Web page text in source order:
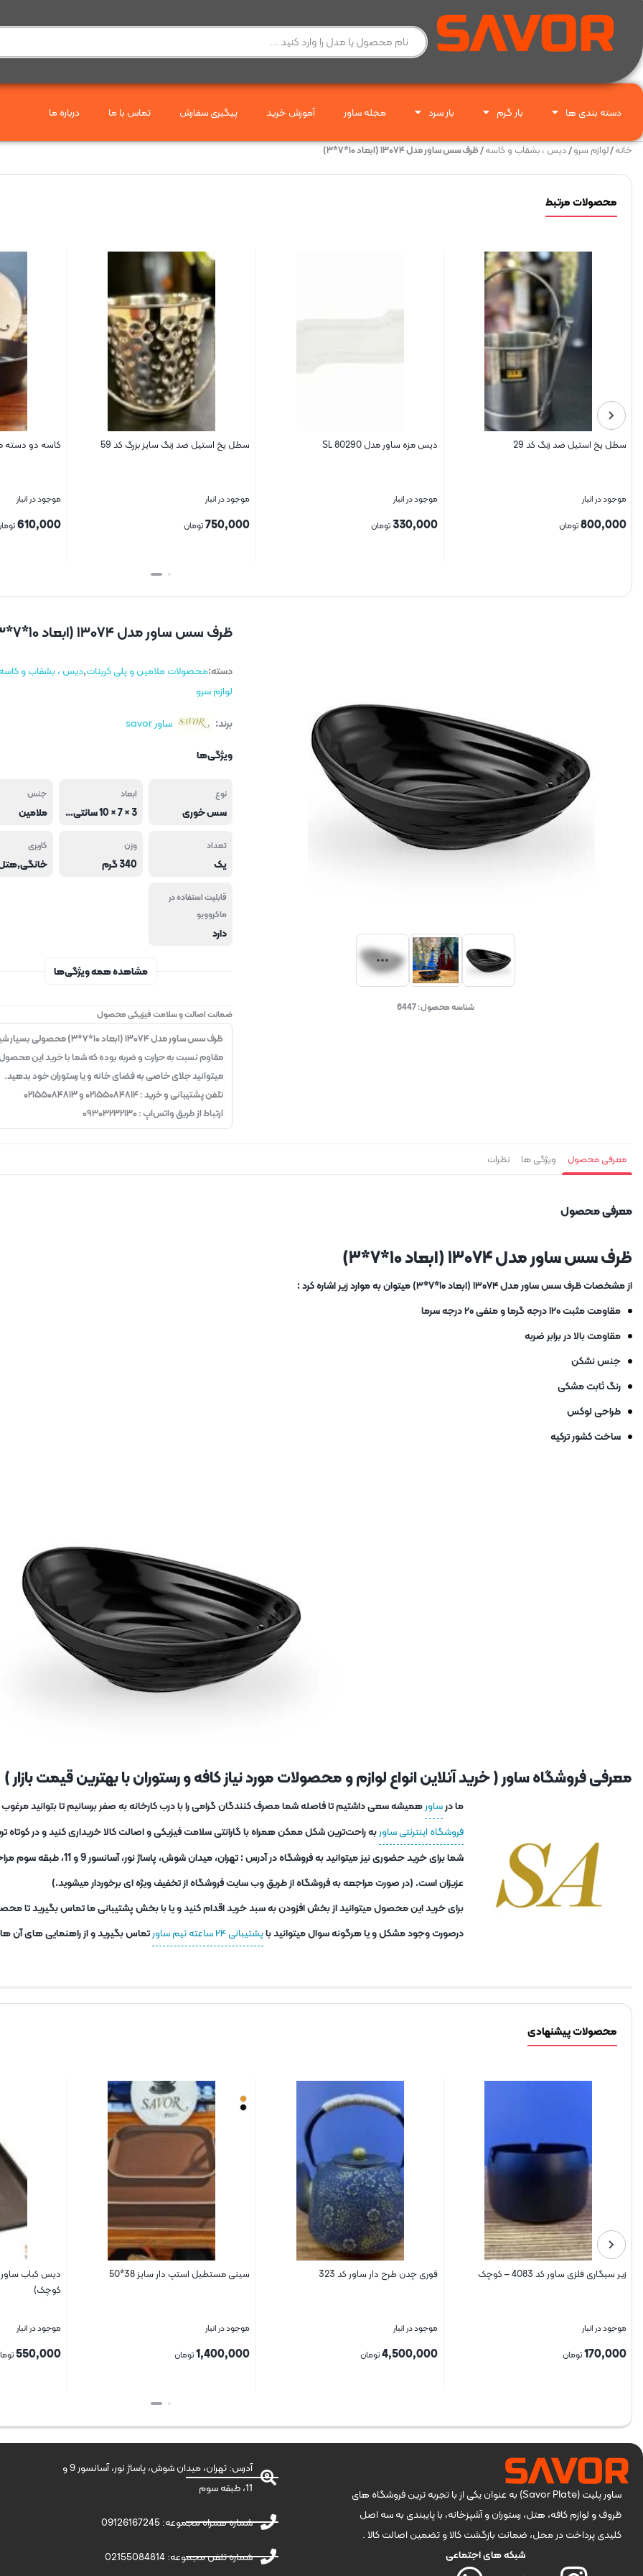
دسته بندی ها بار گرم بار سرد مجله ساور آموزش خرید پیگیری سفارش تماس با ما درباره ما
خانه/لوازم سرو/دیس ، بشقاب و کاسه/ ظرف سس ساور مدل ۱۳۰۷۴ (ابعاد ۱۰*۷*۳)
محصولات مرتبط
سطل یخ استیل ضد زنگ کد 29
موجود در انبار
800,000تومان
دیس مزه ساور مدل SL 80290
موجود در انبار
330,000 تومان
سطل یخ استیل ضد زنگ سایز بزرگ کد 59
موجود در انبار
750,000تومان
کاسه دو دسته
موجود در انبار
610,000
شناسه محصول:6447
ظرف سس ساور مدل ۱۳۰۷۴ (ابعاد ۱۰*۷*۳)
دسته:محصولات ملامین و پلی کربنات,دیس ، بشقاب و کاسه
لوازم سرو
برند:
ساور savor
ویژگی‌ها
نوع
سس خوری
ابعاد
3 × 7 × 10 سانتی متر
جنس
ملامین
تعداد
یک
وزن
340 گرم
کاربری
قابلیت استفاده در
ماکروویو
دارد
مشاهده همه ویژگی‌ها
ضمانت اصالت و سلامت فیزیکی محصول
ظرف سس ساور مدل ۱۳۰۷۴ (ابعاد ۱۰*۷*۳)
مقاوم نسبت به حرارت و ضربه بوده که شما با خرید این
میتوانید جلای خاصی به فضای خانه و یا رستوران خود بدهید.
تلفن پشتیبانی و خرید : ۰۲۱۵۵۰۸۴۸۱۴ و ۰۲۱۵۵۰۸۴۸۱۳
ارتباط از طریق واتس‌اپ : ۰۹۳۰۳۲۳۲۱۳۰
معرفی محصول ویژگی ها نظرات
معرفی محصول
ظرف سس ساور مدل ۱۳۰۷۴ (ابعاد ۱۰*۷*۳)
از مشخصات ظرف سس ساور مدل ۱۳۰۷۴ (ابعاد ۱۰*۷*۳) میتوان به موارد زیر اشاره کرد :
مقاومت مثبت ۱۲۰ درجه گرما و منفی ۲۰ درجه سرما
مقاومت بالا در برابر ضربه
جنس نشکن
رنگ ثابت مشکی
طراحی لوکس
ساخت کشور ترکیه
معرفی فروشگاه ساور ( خرید آنلاین انواع لوازم و محصولات مورد نیاز کافه و رستوران با بهترین قیمت بازار )
ما درساورهمیشه سعی داشتیم تا فاصله شما مصرف کنندگان گرامی را با درب کارخانه به صفر برسانیم تا بتوانید
فروشگاه اینترنتی ساوربه راحت‌ترین شکل ممکن همراه با گارانتی سلامت فیزیکی و اصالت کالا خریداری کنید و در
شما برای خرید حضوری نیز
عزیزان است. (در صورت مراجعه به فروشگاه از طریق وب سایت فروشگاه از تخفیف ویژه ای برخوردار میشوید.)
برای خرید این محصول میتوانید از بخش افزودن به سبد خرید اقدام کنید و یا با بخش پشتیبانی ما تماس بگیرید تا
درصورت وجود مشکل و یا هرگونه سوال میتوانید باپشتیبانی ۲۴ ساعته تیم ساور تماس بگیرید و از راهنمایی های آن
محصولات پیشنهادی
زیر سیگاری فلزی ساور کد 4083 – کوچک
موجود در انبار
170,000تومان
قوری چدن طرح دار ساور کد 323
موجود در انبار
4,500,000تومان
سینی مستطیل استپ دار سایز 38*50
موجود در انبار
1,400,000تومان
کوچک)
موجود در انبار
550,000
ساور پلیت (Savor Plate) به عنوان یکی از با تجربه ترین فروشگاه های
ظروف و لوازم کافه، هتل، رستوران و آشپزخانه، با پایبندی به سه اصل
کلیدی پرداخت در محل، ضمانت بازگشت کالا و تضمین اصالت کالا .
شبکه های اجتماعی
آدرس: تهران، میدان شوش، پاساژ نور، آسانسور 9 و
11، طبقه سوم
شماره همراه مجموعه: 09126167245
شماره تلفن مجموعه: 02155084814